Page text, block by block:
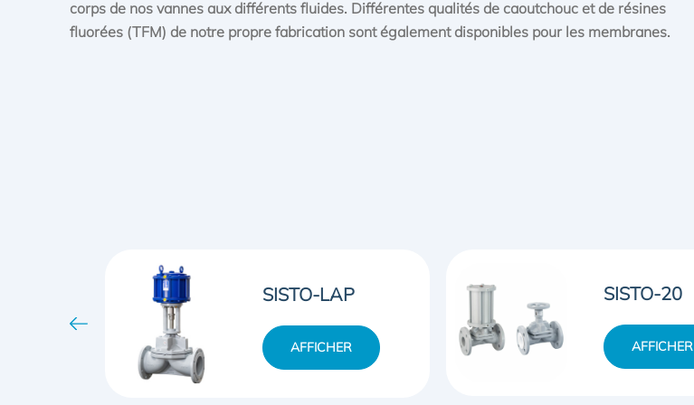
corps de nos vannes aux différents fluides. Différentes qualités de caoutchouc et de résines
fluorées (TFM) de notre propre fabrication sont également disponibles pour les membranes.
SISTO-20
AFFICHER
SISTO-16
AFFICHER